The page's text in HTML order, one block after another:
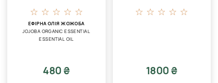
ЕФІРНА ОЛІЯ ЖОЖОБА
JOJOBA ORGANIC ESSENTIAL
ESSENTIAL OIL
480 ₴ 1800 ₴